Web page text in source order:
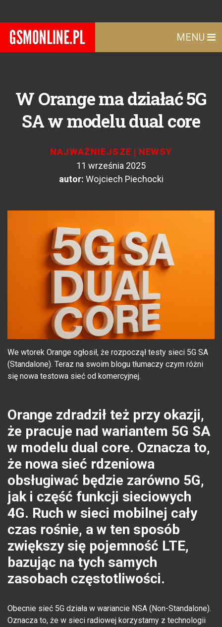
MENU
W Orange ma działać 5G
SA w modelu dual core
NAJWAŻNIEJSZE | NEWSY
11 września 2025
autor: Wojciech Piechocki
We wtorek Orange ogłosił, że rozpoczął testy sieci 5G SA
(Standalone). Teraz na swoim blogu tłumaczy czym różni
się nowa testowa sieć od komercyjnej.
Orange zdradził też przy okazji,
że pracuje nad wariantem 5G SA
w modelu dual core. Oznacza to,
że nowa sieć rdzeniowa
obsługiwać będzie zarówno 5G,
jak i część funkcji sieciowych
4G. Ruch w sieci mobilnej cały
czas rośnie, a w ten sposób
zwiększy się pojemność LTE,
bazując na tych samych
zasobach częstotliwości.
Obecnie sieć 5G działa w wariancie NSA (Non-Standalone).
Oznacza to, że w sieci radiowej korzystamy z technologii